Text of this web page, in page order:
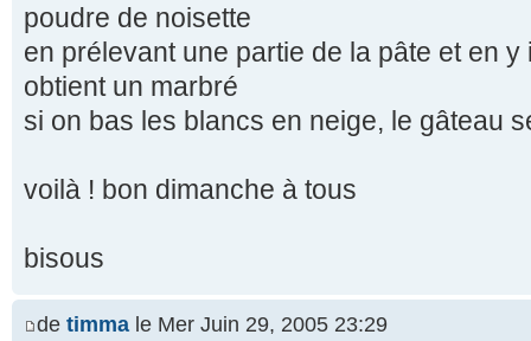
poudre de noisette
en prélevant une partie de la pâte et en
obtient un marbré
si on bas les blancs en neige, le gâteau
voilà ! bon dimanche à tous
bisous
de timma le Mer Juin 29, 2005 23:29